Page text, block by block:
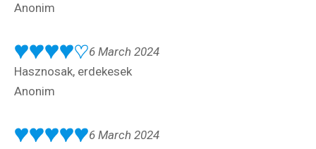
Anonim
6 March 2024
Hasznosak, erdekesek
Anonim
6 March 2024